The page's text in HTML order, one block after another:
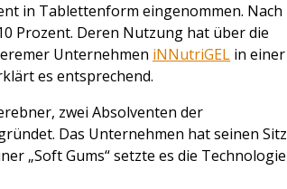
in Tablettenform eingenommen. Nach
Prozent. Deren Nutzung hat über die
Unternehmen iNNutriGEL in einer
es entsprechend.
zwei Absolventen der
Das Unternehmen hat seinen Sitz
„Soft Gums“ setzte es die Technologie